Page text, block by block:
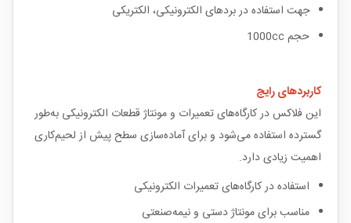
جهت استفاده در بردهای الکترونیکی، الکتریکی
حجم 1000cc
کاربردهای رایج
این فلاکس در کارگاه‌های تعمیرات و مونتاژ قطعات الکترونیکی به‌طور
گسترده استفاده می‌شود و برای آماده‌سازی سطح پیش از لحیم‌کاری
اهمیت زیادی دارد.
استفاده در کارگاه‌های تعمیرات الکترونیکی
مناسب برای مونتاژ دستی و نیمه‌صنعتی